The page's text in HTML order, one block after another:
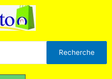
Recherche